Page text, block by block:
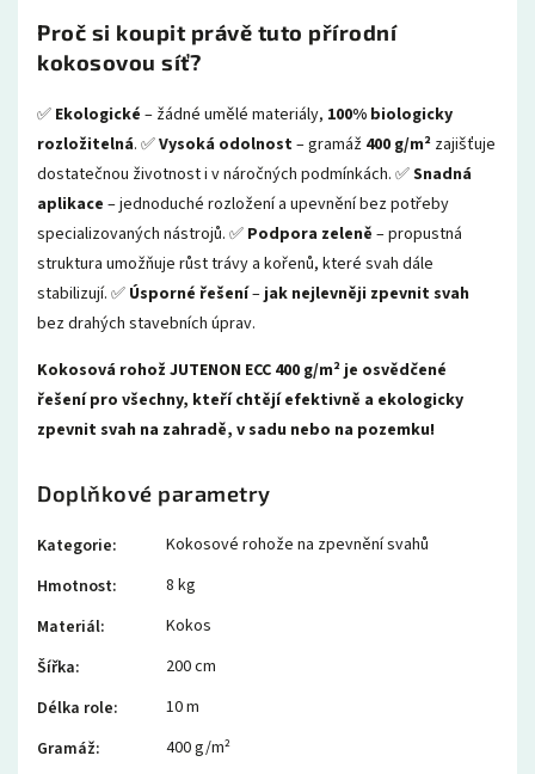
Proč si koupit právě tuto přírodní
kokosovou síť?
✅ Ekologické – žádné umělé materiály, 100% biologicky
rozložitelná. ✅Vysoká odolnost– gramáž 400 g/m² zajišťuje
dostatečnou životnost i v náročných podmínkách. ✅Snadná
aplikace – jednoduché rozložení a upevnění bez potřeby
specializovaných nástrojů. ✅ Podpora zeleně – propustná
struktura umožňuje růst trávy a kořenů, které svah dále
stabilizují. ✅ Úsporné řešení– jak nejlevněji zpevnit svah
bez drahých stavebních úprav.
Kokosová rohož JUTENON ECC 400 g/m² je osvědčené
řešení pro všechny, kteří chtějí efektivně a ekologicky
zpevnit svah na zahradě, v sadu nebo na pozemku!
Doplňkové parametry
Kategorie:
Kokosové rohože na zpevnění svahů
Hmotnost:
8 kg
Materiál:
Kokos
Šířka:
200 cm
Délka role:
10 m
Gramáž:
400 g/m²